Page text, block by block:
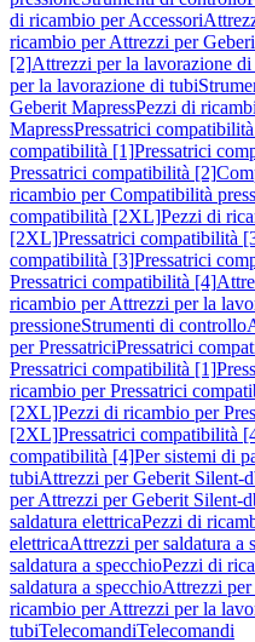
di ricambio per Accessori
ricambio per Attrezzi per
[2]Attrezzi per la lavorazione di
per la lavorazione di tubi
Geberit MapressPezzi di
MapressPressatrici
compatibilità [1]Pressatrici
Pressatrici compatibilità [2]
ricambio per Compatibilità
compatibilità [2XL]Pezzi di
[2XL]Pressatrici compatibilità
compatibilità [3]Pressatrici
Pressatrici compatibilità [4]
ricambio per Attrezzi per la
pressioneStrumenti di controllo
per PressatriciPressatrici
Pressatrici compatibilità [1]
ricambio per Pressatrici
[2XL]Pezzi di ricambio per
[2XL]Pressatrici compatibilità
compatibilità [4]Per sistemi di
tubiAttrezzi per Geberit Silent-
per Attrezzi per Geberit Silent-
saldatura elettricaPezzi di
elettricaAttrezzi per saldatura a
saldatura a specchioPezzi di
saldatura a specchioAttrezzi
ricambio per Attrezzi per la
tubiTelecomandiTelecomandi